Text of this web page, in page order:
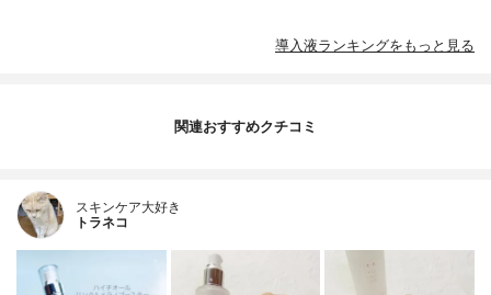
導入液ランキングをもっと見る
関連おすすめクチコミ
スキンケア大好き
トラネコ